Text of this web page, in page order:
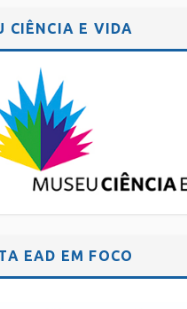
CIÊNCIA E VIDA
EAD EM FOCO